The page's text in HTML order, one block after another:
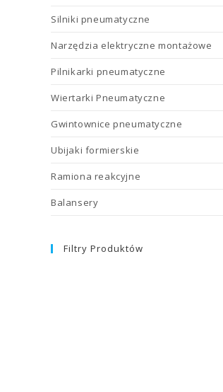
Silniki pneumatyczne
Narzędzia elektryczne montażowe
Pilnikarki pneumatyczne
Wiertarki Pneumatyczne
Gwintownice pneumatyczne
Ubijaki formierskie
Ramiona reakcyjne
Balansery
Filtry Produktów